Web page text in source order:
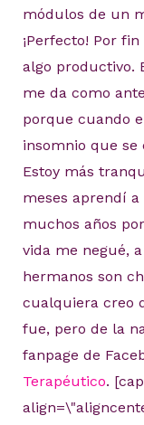
módulos de un
¡Perfecto! Por
algo productivo.
me da como
porque cuando
insomnio que se
Estoy más
meses aprendí
muchos años
vida me negué,
hermanos son
cualquiera creo
fue, pero de la
fanpage de
Terapéutico.